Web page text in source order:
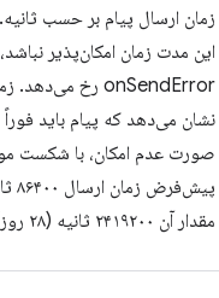
زمان ارسال پیام بر حسب
این مدت زمان امکان‌پذیر
نشان می‌دهد که پیام باید
صورت عدم امکان، با شکست
مقدار آن ۲۴۱۹۲۰۰ ثانیه (۲۸ روز) است.